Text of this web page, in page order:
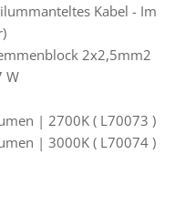
Kabel - Im
2x2,5mm2
W
| 2700K ( L70073 )
| 3000K ( L70074 )